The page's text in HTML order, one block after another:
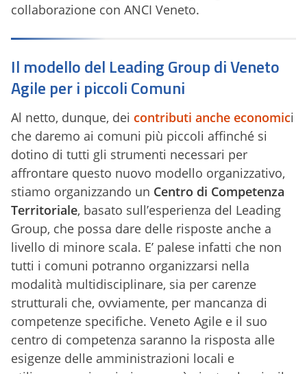
collaborazione con ANCI Veneto.
Il modello del Leading Group di Veneto
Agile per i piccoli Comuni
Al netto, dunque, dei contributi anche economici
che daremo ai comuni più piccoli affinché si
dotino di tutti gli strumenti necessari per
affrontare questo nuovo modello organizzativo,
stiamo organizzando un Centro di Competenza
Territoriale, basato sull’esperienza del Leading
Group, che possa dare delle risposte anche a
livello di minore scala. E’ palese infatti che non
tutti i comuni potranno organizzarsi nella
modalità multidisciplinare, sia per carenze
strutturali che, ovviamente, per mancanza di
competenze specifiche. Veneto Agile e il suo
centro di competenza saranno la risposta alle
esigenze delle amministrazioni locali e